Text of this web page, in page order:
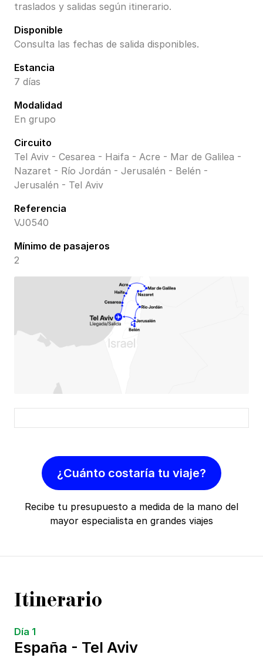
traslados y salidas según itinerario.
Disponible
Consulta las fechas de salida disponibles.
Estancia
7 días
Modalidad
En grupo
Circuito
Tel Aviv - Cesarea - Haifa - Acre - Mar de Galilea -
Nazaret - Río Jordán - Jerusalén - Belén -
Jerusalén - Tel Aviv
Referencia
VJ0540
Mínimo de pasajeros
2
¿Cuánto costaría tu viaje?
Recibe tu presupuesto a medida de la mano del
mayor especialista en grandes viajes
Itinerario
Día 1
España - Tel Aviv